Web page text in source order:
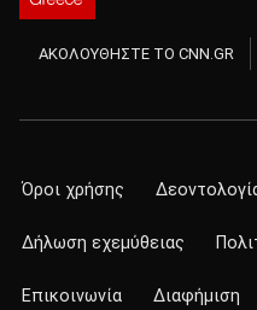
ΑΚΟΛΟΥΘΗΣΤΕ ΤΟ CNN.GR
Όροι χρήσης
Δήλωση εχεμύθειας
Επικοινωνία Διαφήμιση